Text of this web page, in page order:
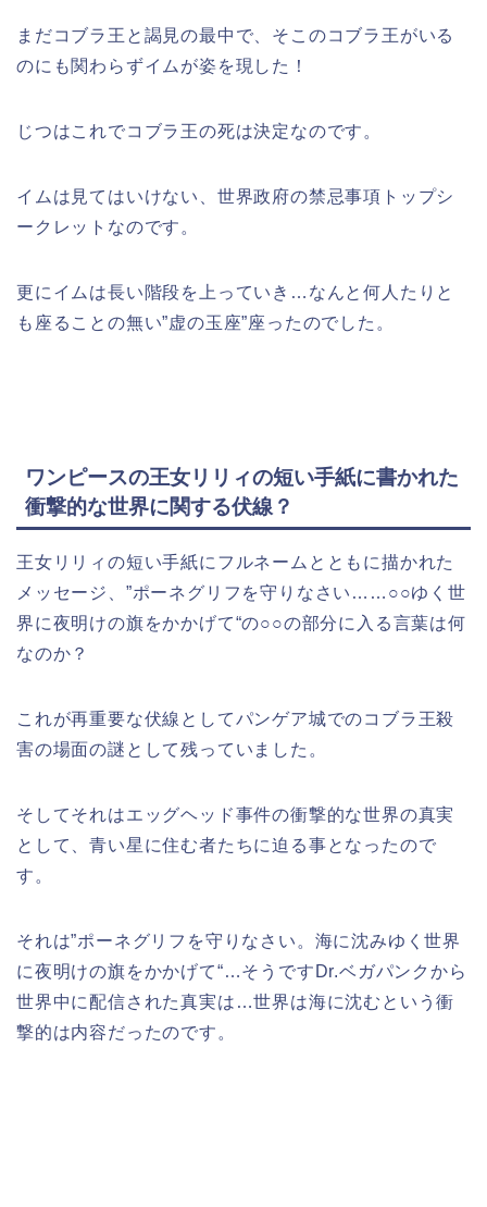
まだコブラ王と謁見の最中で、そこのコブラ王がいる
のにも関わらずイムが姿を現した！
じつはこれでコブラ王の死は決定なのです。
イムは見てはいけない、世界政府の禁忌事項トップシ
ークレットなのです。
更にイムは長い階段を上っていき…なんと何人たりと
も座ることの無い”虚の玉座”座ったのでした。
ワンピースの王女リリィの短い手紙に書かれた
衝撃的な世界に関する伏線？
王女リリィの短い手紙にフルネームとともに描かれた
メッセージ、”ポーネグリフを守りなさい……○○ゆく世
界に夜明けの旗をかかげて“の○○の部分に入る言葉は何
なのか？
これが再重要な伏線としてパンゲア城でのコブラ王殺
害の場面の謎として残っていました。
そしてそれはエッグヘッド事件の衝撃的な世界の真実
として、青い星に住む者たちに迫る事となったので
す。
それは”ポーネグリフを守りなさい。海に沈みゆく世界
に夜明けの旗をかかげて“…そうですDr.ベガパンクから
世界中に配信された真実は…世界は海に沈むという衝
撃的は内容だったのです。